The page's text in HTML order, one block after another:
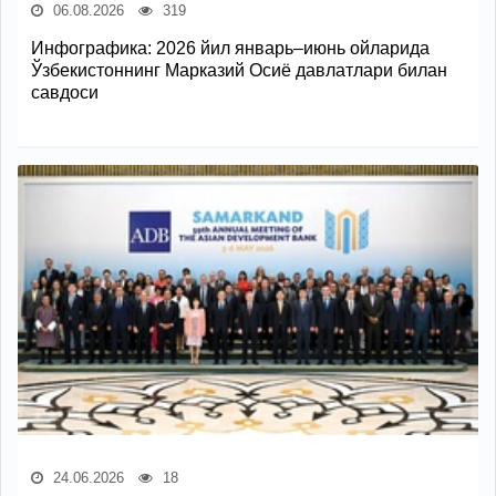
06.08.2026 319
Инфографика: 2026 йил январь–июнь ойларида
Ўзбекистоннинг Марказий Осиё давлатлари билан
савдоси
24.06.2026 18